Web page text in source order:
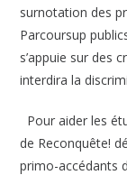
surnotation des
Parcoursup
s’appuie sur des
interdira la
Pour aider les
de Reconquête!
primo-accédants